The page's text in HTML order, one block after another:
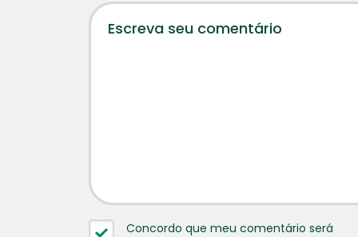
Concordo que meu comentário será